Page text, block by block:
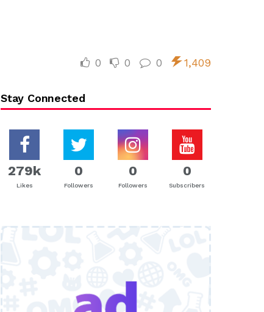
0 0 0 1,409
Stay Connected
279k
Likes
0
Followers
0
Followers
0
Subscribers